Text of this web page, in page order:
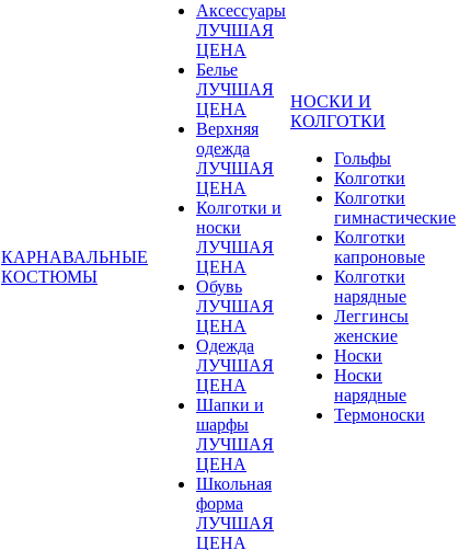
КАРНАВАЛЬНЫЕ
КОСТЮМЫ
Аксессуары
ЛУЧШАЯ
ЦЕНА
Белье
ЛУЧШАЯ
ЦЕНА
Верхняя
одежда
ЛУЧШАЯ
ЦЕНА
Колготки и
носки
ЛУЧШАЯ
ЦЕНА
Обувь
ЛУЧШАЯ
ЦЕНА
Одежда
ЛУЧШАЯ
ЦЕНА
Шапки и
шарфы
ЛУЧШАЯ
ЦЕНА
Школьная
форма
ЛУЧШАЯ
ЦЕНА
НОСКИ И
КОЛГОТКИ
Гольфы
Колготки
Колготки
гимнастические
Колготки
капроновые
Колготки
нарядные
Леггинсы
женские
Носки
Носки
нарядные
Термоноски